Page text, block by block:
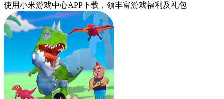
使用小米游戏中心APP下载 ，领丰富游戏福利 及礼包